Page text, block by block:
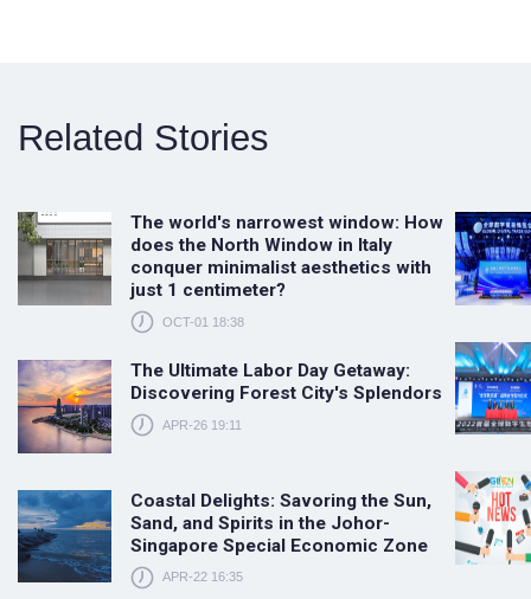
Related Stories
The world's narrowest window: How
does the North Window in Italy
conquer minimalist aesthetics with
just 1 centimeter?
OCT-01 18:38
The Ultimate Labor Day Getaway:
Discovering Forest City's Splendors
APR-26 19:11
Coastal Delights: Savoring the Sun,
Sand, and Spirits in the Johor-
Singapore Special Economic Zone
APR-22 16:35